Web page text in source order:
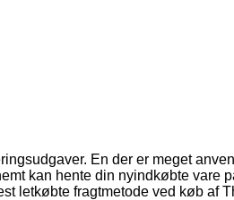
En der er meget
kan hente din nyindkøbte vare
letkøbte fragtmetode ved køb af